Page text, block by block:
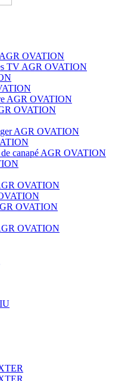
OVATION
TV AGR OVATION
AGR OVATION
OVATION
AGR OVATION
de canapé AGR OVATION
OVATION
OVATION
OVATION